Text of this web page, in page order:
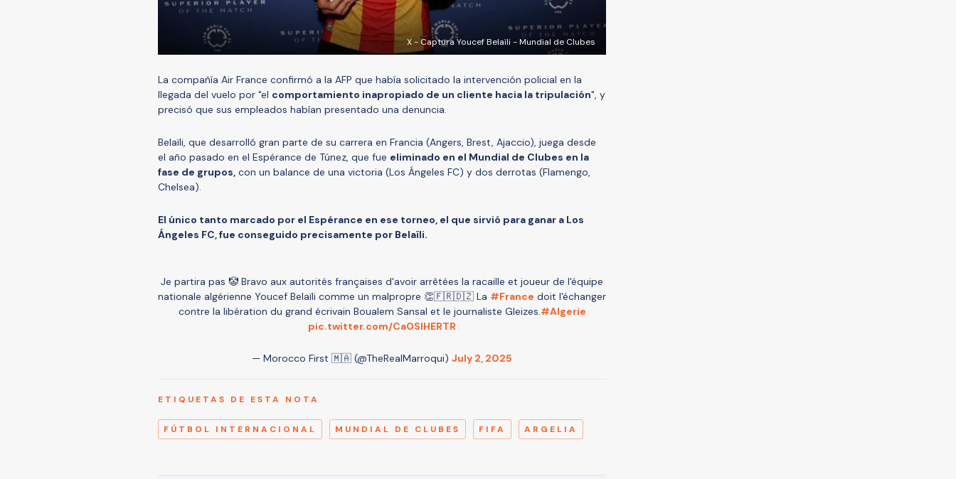
X - Captura Youcef Belaïli - Mundial de Clubes
La compañía Air France confirmó a la AFP que había solicitado la intervención policial en la
llegada del vuelo por "el comportamiento inapropiado de un cliente hacia la tripulación", y
precisó que sus empleados habían presentado una denuncia.
Belaïli, que desarrolló gran parte de su carrera en Francia (Angers, Brest, Ajaccio), juega desde
el año pasado en el Espérance de Túnez, que fue eliminado en el Mundial de Clubes en la
fase de grupos, con un balance de una victoria (Los Ángeles FC) y dos derrotas (Flamengo,
Chelsea).
El único tanto marcado por el Espérance en ese torneo, el que sirvió para ganar a Los
Ángeles FC, fue conseguido precisamente por Belaïli.
Je partira pas 🤡 Bravo aux autorités françaises d'avoir arrêtées la racaille et joueur de l'équipe
nationale algérienne Youcef Belaïli comme un malpropre 👏🇫🇷🇩🇿 La #France doit l'échanger
contre la libération du grand écrivain Boualem Sansal et le journaliste Gleizes. #Algerie
pic.twitter.com/Ca0SIHERTR
— Morocco First 🇲🇦 (@TheRealMarroqui) July 2, 2025
ETIQUETAS DE ESTA NOTA
FÚTBOL INTERNACIONAL MUNDIAL DE CLUBES FIFA ARGELIA